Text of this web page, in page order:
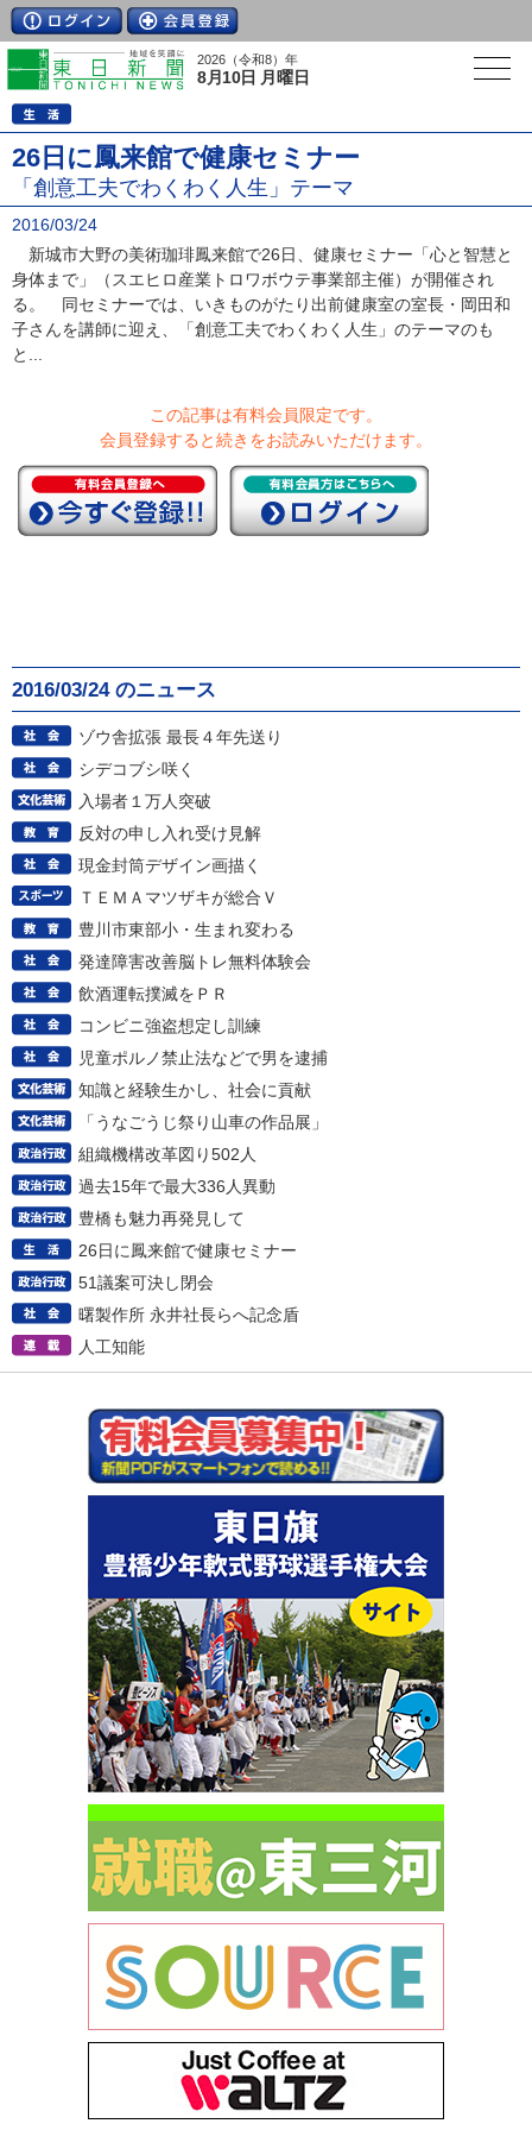
2026（令和8）年
8月10日 月曜日
26日に鳳来館で健康セミナー
「創意工夫でわくわく人生」テーマ
2016/03/24
新城市大野の美術珈琲鳳来館で26日、健康セミナー「心と智慧と
身体まで」（スエヒロ産業トロワボウテ事業部主催）が開催され
る。 同セミナーでは、いきものがたり出前健康室の室長・岡田和
子さんを講師に迎え、「創意工夫でわくわく人生」のテーマのも
と...
この記事は有料会員限定です。
会員登録すると続きをお読みいただけます。
2016/03/24 のニュース
ゾウ舎拡張 最長４年先送り
シデコブシ咲く
入場者１万人突破
反対の申し入れ受け見解
現金封筒デザイン画描く
ＴＥＭＡマツザキが総合Ｖ
豊川市東部小・生まれ変わる
発達障害改善脳トレ無料体験会
飲酒運転撲滅をＰＲ
コンビニ強盗想定し訓練
児童ポルノ禁止法などで男を逮捕
知識と経験生かし、社会に貢献
「うなごうじ祭り山車の作品展」
組織機構改革図り502人
過去15年で最大336人異動
豊橋も魅力再発見して
26日に鳳来館で健康セミナー
51議案可決し閉会
曙製作所 永井社長らへ記念盾
人工知能